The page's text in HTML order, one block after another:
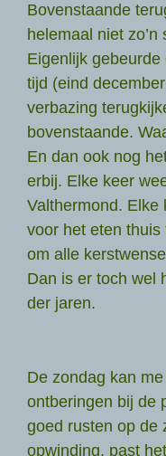
Bovenstaande
helemaal niet
Eigenlijk
tijd (eind
verbazing
bovenstaande.
En dan ook nog
erbij. Elke keer
Valthermond. Elke
voor het eten
om alle
Dan is er toch wel
der jaren.
De zondag kan
ontberingen bij de
goed rusten op de
opwinding, past